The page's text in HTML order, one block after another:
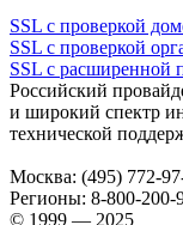
SSL с проверкой
SSL с проверкой
SSL с расширенной
Российский
и широкий спектр
технической
Москва: (495) 772-
Регионы: 8-800-200-
© 1999 — 2025